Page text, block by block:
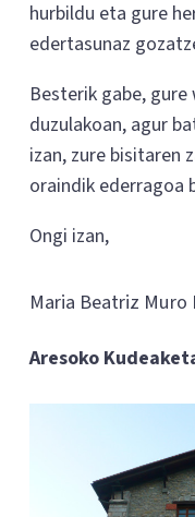
hurbildu eta gure
edertasunaz
Besterik gabe,
duzulakoan, agur
izan, zure bisitaren
oraindik ederragoa
Ongi izan,
Maria Beatriz Muro
Aresoko